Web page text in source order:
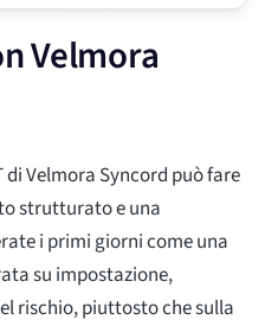
Velmora
Velmora Syncord può fare
strutturato e una
i primi giorni come una
su impostazione,
rischio, piuttosto che sulla